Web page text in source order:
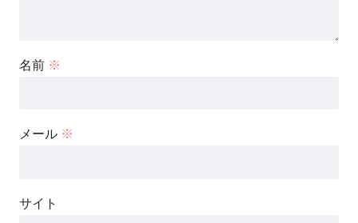
名前 ※
メール ※
サイト